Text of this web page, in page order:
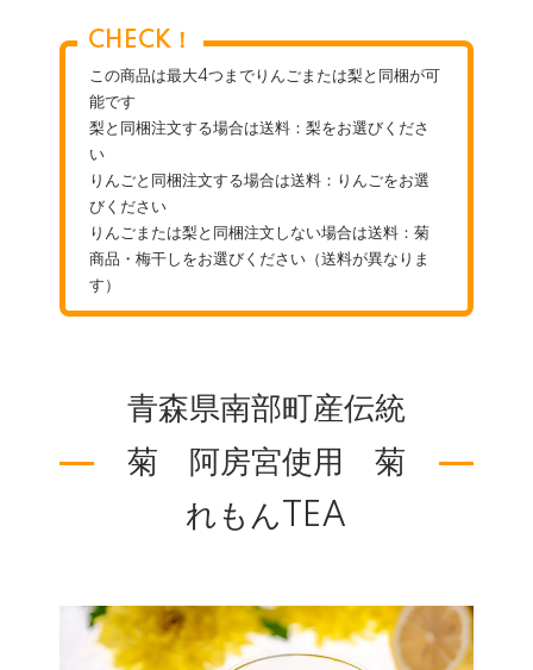
CHECK！
この商品は最大4つまでりんごまたは梨と同梱が可
能です
梨と同梱注文する場合は送料：梨をお選びくださ
い
りんごと同梱注文する場合は送料：りんごをお選
びください
りんごまたは梨と同梱注文しない場合は送料：菊
商品・梅干しをお選びください（送料が異なりま
す）
青森県南部町産伝統
菊 阿房宮使用 菊
れもんTEA